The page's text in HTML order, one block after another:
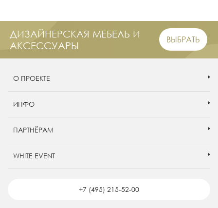
ДИЗАЙНЕРСКАЯ МЕБЕЛЬ И
АКСЕССУАРЫ
ВЫБРАТЬ
О ПРОЕКТЕ
ИНФО
ПАРТНЁРАМ
WHITE EVENT
+7 (495) 215-52-00